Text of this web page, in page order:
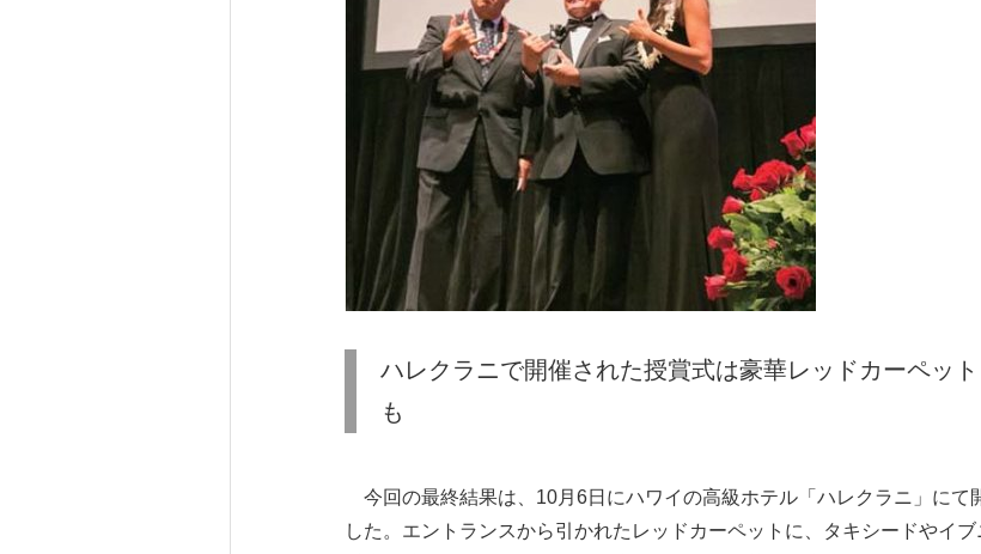
ハレクラニで開催された授賞式は豪華レッドカーペッ
も
今回の最終結果は、10月6日にハワイの高級ホテル「ハレクラニ」にて
した。エントランスから引かれたレッドカーペットに、タキシードやイ
Japanese